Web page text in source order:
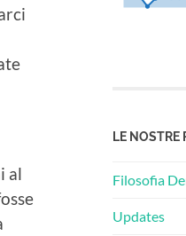
al
LE NOSTRE
Filosofia
Updates